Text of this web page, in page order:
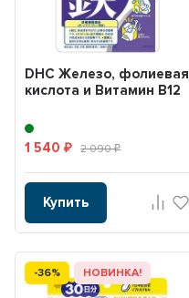
DHC Железо, фолиевая
кислота и Витамин В12
1 540₽ 2 090₽
Купить
-36% НОВИНКА!